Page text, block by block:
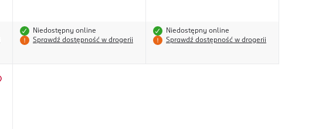
Niedostępny online
Sprawdź dostępność w drogerii
Niedostępny online
Sprawdź dostępność w drogerii